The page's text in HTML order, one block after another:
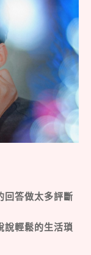
回答做太多評斷
說輕鬆的生活瑣